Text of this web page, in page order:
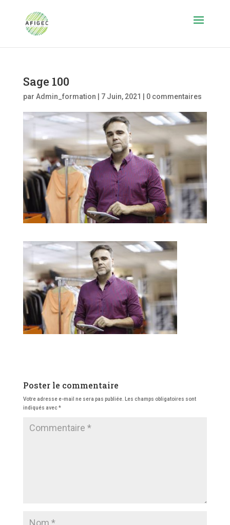
Sage 100
par Admin_formation 7 Juin, 2021 0 commentaires
Poster le commentaire
Votre adresse e-mail ne sera pas publiée.
Les champs obligatoires sont
indiqués avec*